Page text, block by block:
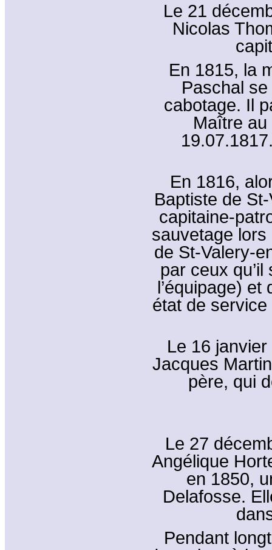
Le 21
Nicolas
En 1815, la
Paschal
cabotage. Il
Maître
En 1816,
Baptiste de
capitaine-
sauvetage lors
de St-Valery-
par ceux
l’équipage)
état de service
Le 16
Jacques
père, qui
Le 27
Angélique
en 1850,
Delafosse.
Pendant